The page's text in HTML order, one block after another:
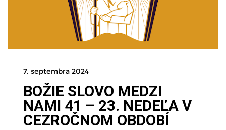
7. septembra 2024
BOŽIE SLOVO MEDZI
NAMI 41 – 23. NEDEĽA V
CEZROČNOM OBDOBÍ